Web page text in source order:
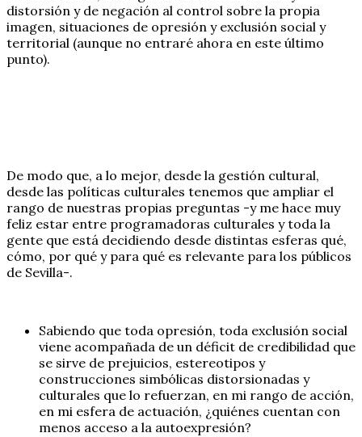
distorsión y de negación al control sobre la propia
imagen, situaciones de opresión y exclusión social y
territorial (aunque no entraré ahora en este último
punto).
De modo que, a lo mejor, desde la gestión cultural,
desde las políticas culturales tenemos que ampliar el
rango de nuestras propias preguntas -y me hace muy
feliz estar entre programadoras culturales y toda la
gente que está decidiendo desde distintas esferas qué,
cómo, por qué y para qué es relevante para los públicos
de Sevilla-.
Sabiendo que toda opresión, toda exclusión social
viene acompañada de un déficit de credibilidad que
se sirve de prejuicios, estereotipos y
construcciones simbólicas distorsionadas y
culturales que lo refuerzan, en mi rango de acción,
en mi esfera de actuación, ¿quiénes cuentan con
menos acceso a la autoexpresión?